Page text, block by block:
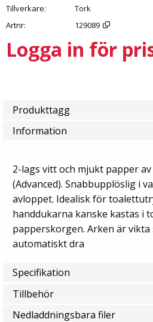
Tillverkare
Tork
Artnr
129089
Logga in för
Produkttagg
Information
2-lags vitt och mjukt papper
(Advanced). Snabbupplöslig i
avloppet. Idealisk för
handdukarna kanske kastas i
papperskorgen. Arken är
automatiskt dra
Specifikation
Tillbehör
Nedladdningsbara filer